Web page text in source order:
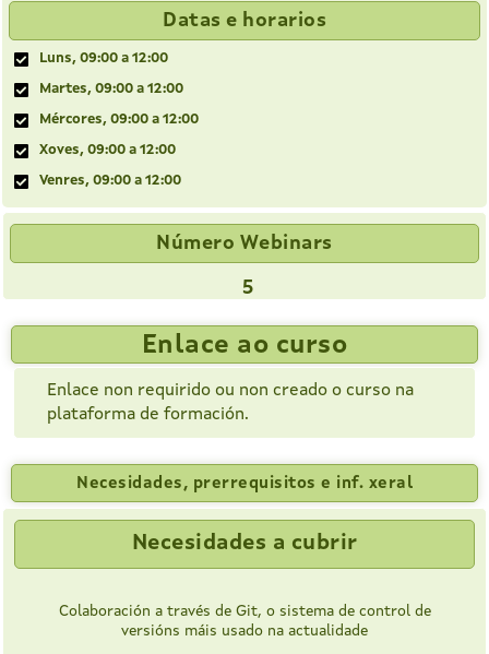
Datas e horarios
Luns, 09:00 a 12:00
Martes, 09:00 a 12:00
Mércores, 09:00 a 12:00
Xoves, 09:00 a 12:00
Venres, 09:00 a 12:00
Número Webinars
5
Enlace ao curso
Enlace non requirido ou non creado o curso na
plataforma de formación.
Necesidades, prerrequisitos e inf. xeral
Necesidades a cubrir
Colaboración a través de Git, o sistema de control de
versións máis usado na actualidade